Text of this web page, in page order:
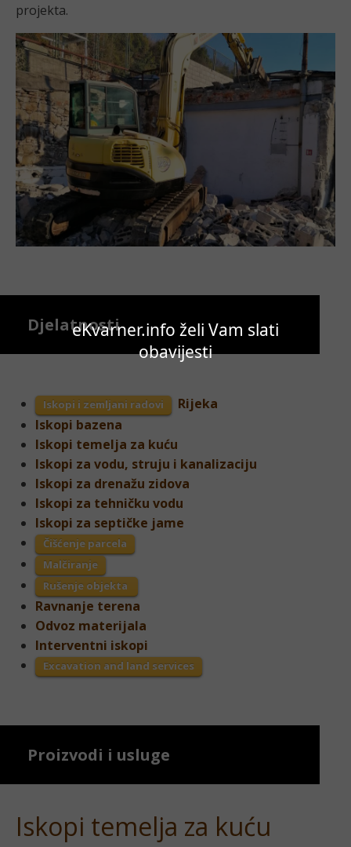
eKvarner.info želi Vam slati
obavijesti
projekta.
Djelatnosti
Iskopi i zemljani radovi
Rijeka
Iskopi bazena
Iskopi temelja za kuću
Iskopi za vodu, struju i kanalizaciju
Iskopi za drenažu zidova
Iskopi za tehničku vodu
Iskopi za septičke jame
Čišćenje parcela
Malčiranje
Rušenje objekta
Ravnanje terena
Odvoz materijala
Interventni iskopi
Excavation and land services
Proizvodi i usluge
Iskopi temelja za kuću